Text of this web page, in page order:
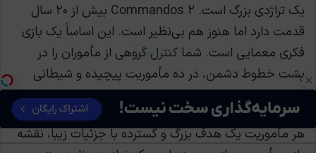
یک تراژدی بزرگ است. Commandos ۲ بیش از ۲۰ سال
قدمت دارد اما هنوز هم بی‌نظیر است. این اساساََ یک بازی
فکری معمایی است. شما کنترل گروهی از مأموران را در
پشت خطوط دشمن، در ده مأموریت پیچیده و شیطانی
سخت خواهید داشت.
هر مأموریت یک هدف بزرگ و گسترده با جزئیات زیبا، نقشه
بدون کمیسیون خودروتو بفروش
فروش خودرو